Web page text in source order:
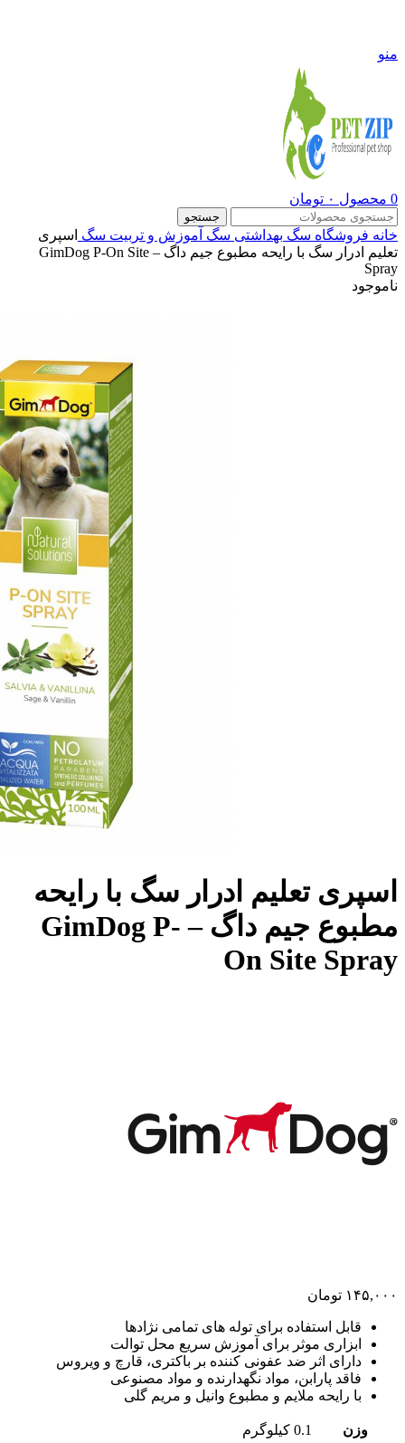
منو
0 محصول ۰ تومان
جستجو
خانه فروشگاه سگ بهداشتی سگ آموزش و تربیت سگ اسپری
تعلیم ادرار سگ با رایحه مطبوع جیم داگ – GimDog P-On Site
Spray
ناموجود
اسپری تعلیم ادرار سگ با رایحه
مطبوع جیم داگ – GimDog P-
On Site Spray
۱۴۵,۰۰۰ تومان
قابل استفاده برای توله های تمامی نژادها
ابزاری موثر برای آموزش سریع محل توالت
دارای اثر ضد عفونی کننده بر باکتری، قارچ و ویروس
فاقد پارابن، مواد نگهدارنده و مواد مصنوعی
با رایحه ملایم و مطبوع وانیل و مریم گلی
وزن 0.1 کیلوگرم